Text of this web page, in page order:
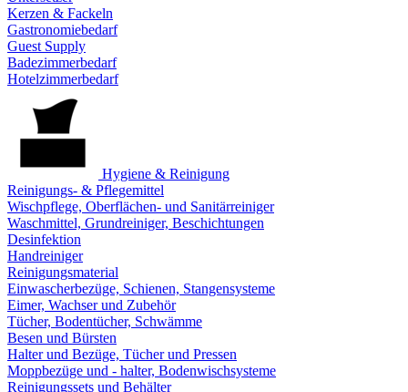
Kerzen & Fackeln
Gastronomiebedarf
Guest Supply
Badezimmerbedarf
Hotelzimmerbedarf
Hygiene & Reinigung
Reinigungs- & Pflegemittel
Wischpflege, Oberflächen- und Sanitärreiniger
Waschmittel, Grundreiniger, Beschichtungen
Desinfektion
Handreiniger
Reinigungsmaterial
Einwascherbezüge, Schienen, Stangensysteme
Eimer, Wachser und Zubehör
Tücher, Bodentücher, Schwämme
Besen und Bürsten
Halter und Bezüge, Tücher und Pressen
Moppbezüge und - halter, Bodenwischsysteme
Reinigungssets und Behälter